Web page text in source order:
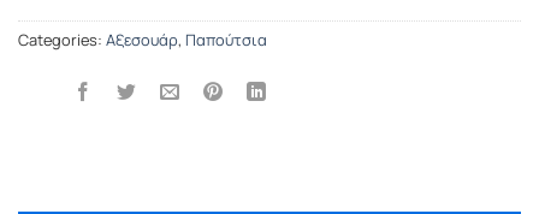
Categories: Αξεσουάρ, Παπούτσια